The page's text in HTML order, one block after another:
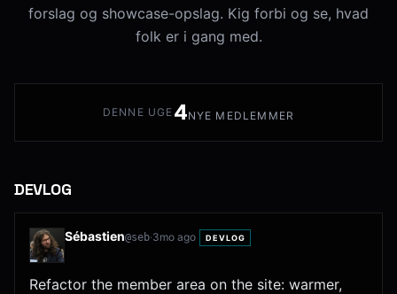
forslag og showcase-opslag. Kig forbi og se, hvad
folk er i gang med.
DENNE UGE 4NYE MEDLEMMER
DEVLOG
Sébastien@seb·3mo ago DEVLOG
Refactor the member area on the site: warmer,